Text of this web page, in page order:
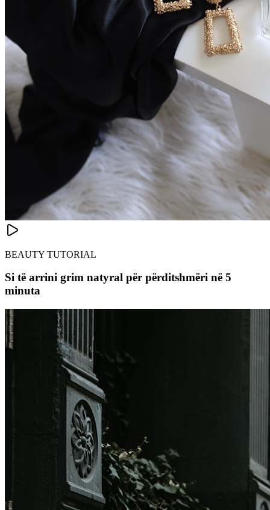
BEAUTY TUTORIAL
Si të arrini grim natyral për përditshmëri në 5
minuta